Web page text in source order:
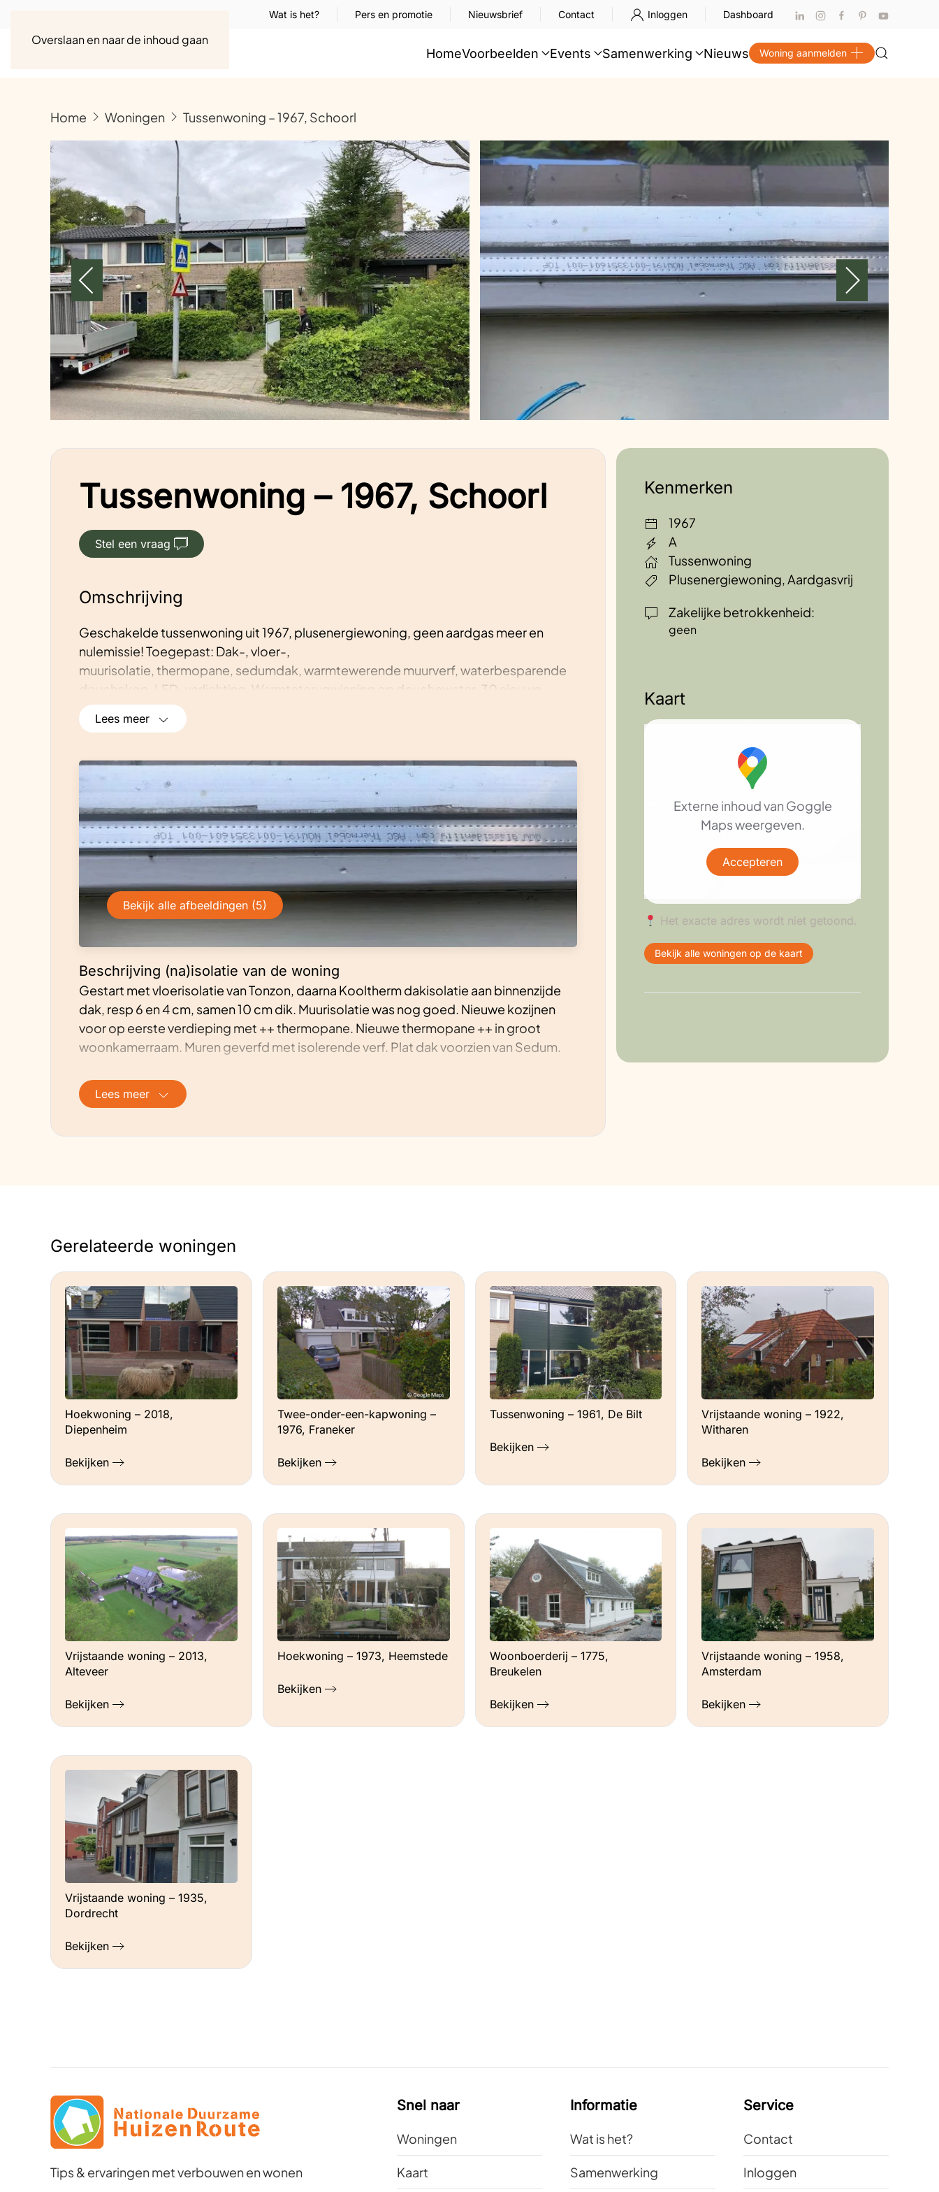
Overslaan en naar de inhoud gaan
Wat is het? Pers en promotie Nieuwsbrief Contact Inloggen Dashboard
HomeVoorbeelden Events Samenwerking Nieuws Woning aanmelden
Home Woningen Tussenwoning – 1967, Schoorl
Tussenwoning – 1967, Schoorl
Stel een vraag
Omschrijving
Geschakelde tussenwoning uit 1967, plusenergiewoning, geen aardgas meer en
nulemissie! Toegepast: Dak-, vloer-,
muurisolatie, thermopane, sedumdak, warmtewerende muurverf, waterbesparende
douchekop, LED-verlichting. Warmteterugwinning op douchewater, 30 nieuwe
zonnepanelen. Verwarming door IR-panelen. 2000kwH elektriciteit teruggeleverd
aan het net. Geen geluid-, bodem- en luchtemissies meer. Elektrische auto wordt
Lees meer
Bekijk alle afbeeldingen (5)
Beschrijving (na)isolatie van de woning
Gestart met vloerisolatie van Tonzon, daarna Kooltherm dakisolatie aan binnenzijde
dak, resp 6 en 4 cm, samen 10 cm dik. Muurisolatie was nog goed. Nieuwe kozijnen
voor op eerste verdieping met ++ thermopane. Nieuwe thermopane ++ in groot
woonkamerraam. Muren geverfd met isolerende verf. Plat dak voorzien van Sedum.
Beschrijving energievoorziening van de woning
We wilden geen uitstoot en geen aardgas. (geen bodempomp, geen
Hoe is de ventilatie geregeld?
Doen we helemaal zelf, er is 24 uur per dag iemand thuis. Ik wil geen extra geluidsbron
en luchtverspreider en wij kunnen in de kamer twee raampjes openzetten en in de
badkamer een groter raam.
Adviezen
Eerst zelf nadenken (schrijf het uit), dan advies vragen/kijken/oriënteren (Urgenda?),
dan uitvoeren. Het is leuk, het is creatief en het KAN! Start met het doen wat het beste
bij je past! Als je het uitbesteedt, zoek dan, betrouwbare en meedenkende
partners/bedrijven (niet elk ‘gerenommeerd’ bedrijf staat open of is klaar voor de
Ik had berekend dat ik (zonder isolatie) ruim 10.000 kWh nodig zou hebben om te
koken, verwarmen, wassen etc. Ik had ingeschat dat de panelen 6800 kWh zouden
opleveren. Ik heb aan het eind van het eerste volledige boekjaar 400 kWh teveel
geproduceerd, terwijl ik had bedacht dat ik 2000 kWh zou verbruiken, de isolatie
werkt dus beter. Om deze 2000kWh te compenseren doe ik via een postcoderoos
mee in een windmolenproject (voor 3000kWh) van Kennemerwind/OM – dat was
achteraf niet nodig geweest. Ik heb er geen spijt van overigens! Ik had niet gedacht
dat het zo leuk zou zijn en ik ben in de loop van de tijd steeds enthousiaster geworden.
Mogelijk aanschaf elektrische auto, dan wil ik gelijktijdig de 12 oude zonnepanelen
Lees meer
Kenmerken
1967
A
Tussenwoning
Plusenergiewoning, Aardgasvrij
Zakelijke betrokkenheid:
geen
Kaart
Externe inhoud van Goggle
Maps weergeven.
Accepteren
Het exacte adres wordt niet getoond.
Bekijk alle woningen op de kaart
Gerelateerde woningen
Hoekwoning – 2018,
Diepenheim
Bekijken
Twee-onder-een-kapwoning –
1976, Franeker
Bekijken
Tussenwoning – 1961, De Bilt
Bekijken
Vrijstaande woning – 1922,
Witharen
Bekijken
Vrijstaande woning – 2013,
Alteveer
Bekijken
Hoekwoning – 1973, Heemstede
Bekijken
Woonboerderij – 1775,
Breukelen
Bekijken
Vrijstaande woning – 1958,
Amsterdam
Bekijken
Vrijstaande woning – 1935,
Dordrecht
Bekijken
Tips & ervaringen met verbouwen en wonen
Snel naar
Woningen
Kaart
Informatie
Wat is het?
Samenwerking
Service
Contact
Inloggen